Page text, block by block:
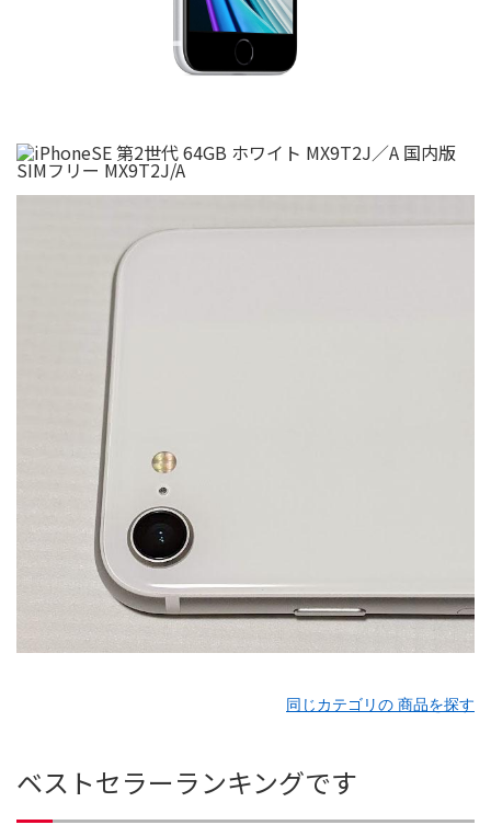
同じカテゴリの 商品を探す
ベストセラーランキングです